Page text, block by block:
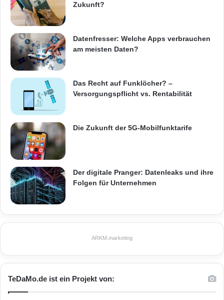
Zukunft?
Datenfresser: Welche Apps verbrauchen
am meisten Daten?
Das Recht auf Funklöcher? –
Versorgungspflicht vs. Rentabilität
Die Zukunft der 5G-Mobilfunktarife
Der digitale Pranger: Datenleaks und ihre
Folgen für Unternehmen
ARKM.marketing
TeDaMo.de ist ein Projekt von: